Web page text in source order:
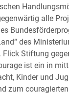
alle
des
Stiftung
ist ein in
Kinder und
zum